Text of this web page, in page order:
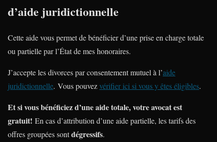
d’aide juridictionnelle
Cette aide vous permet de bénéficier d’une prise en charge totale
ou partielle par l’État de mes honoraires.
J’accepte les divorces par consentement mutuel à l’aide
juridictionnelle. Vous pouvezvérifier ici si vous y êtes éligibles.
Et si vous bénéficiez d’une aide totale, votre avocat est
gratuit! En cas d’attribution d’une aide partielle, les tarifs des
offres groupées sontdégressifs.